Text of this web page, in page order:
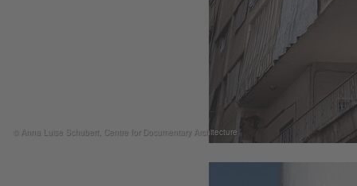
© Anna Luise Schubert, Centre for Documentary Architecture